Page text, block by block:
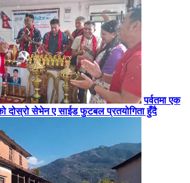
पर्वतमा एक
दोस्रो सेभेन ए साईड फुटबल प्रतयोगिता हुँदै